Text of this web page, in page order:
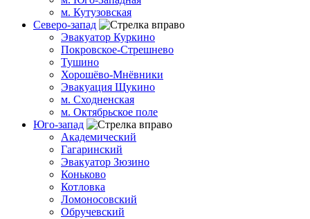
м. Кутузовская
Северо-запад
Эвакуатор Куркино
Покровское-Стрешнево
Тушино
Хорошёво-Мнёвники
Эвакуация Щукино
м. Сходненская
м. Октябрьское поле
Юго-запад
Академический
Гагаринский
Эвакуатор Зюзино
Коньково
Котловка
Ломоносовский
Обручевский